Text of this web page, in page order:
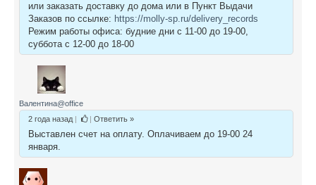
или заказать доставку до дома или в Пункт Выдачи
Заказов по ссылке: https://molly-sp.ru/delivery_records
Режим работы офиса: будние дни с 11-00 до 19-00,
суббота с 12-00 до 18-00
Валентина@office
2 года назад | | Ответить »
Выставлен счет на оплату. Оплачиваем до 19-00 24
января.